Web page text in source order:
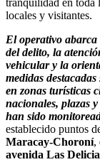
tranquilidad en toda
locales y visitantes.
El operativo
del delito, la
vehicular y la
medidas
en zonas turísticas
nacionales, plazas
han sido
establecido puntos
Maracay-Choroní,
avenida Las